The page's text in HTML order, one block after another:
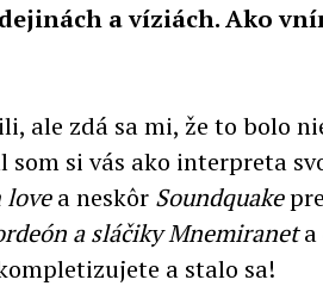
a víziách. Ako
ale zdá sa mi, že to bolo
si vás ako interpreta
lovea neskôr Soundquake
a sláčiky Mnemiranet
a stalo sa!